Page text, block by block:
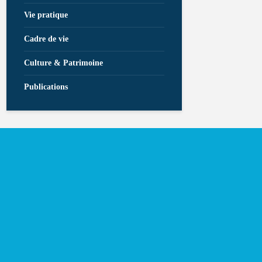
Vie pratique
Cadre de vie
Culture & Patrimoine
Publications